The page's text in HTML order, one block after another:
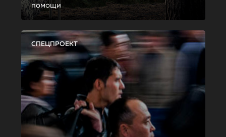
помощи
СПЕЦПРОЕКТ